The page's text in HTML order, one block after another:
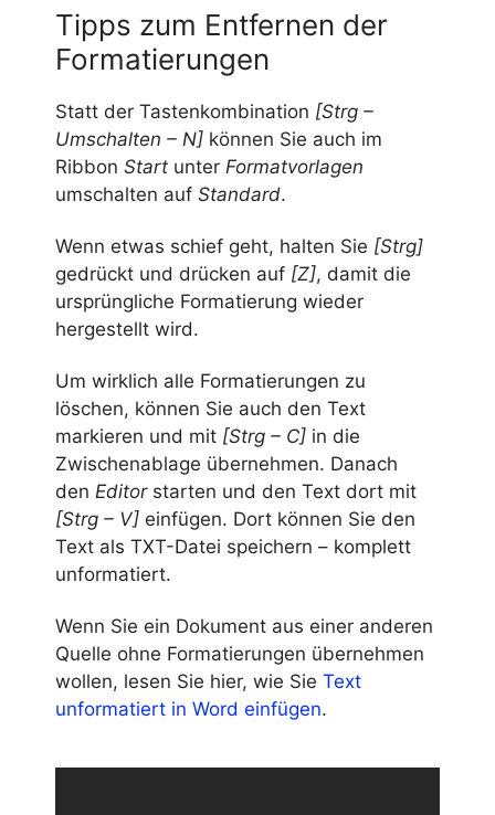
Tipps zum Entfernen der
Formatierungen
Statt der Tastenkombination [Strg –
Umschalten – N] können Sie auch im
Ribbon Start unter Formatvorlagen
umschalten auf Standard.
Wenn etwas schief geht, halten Sie [Strg]
gedrückt und drücken auf [Z], damit die
ursprüngliche Formatierung wieder
hergestellt wird.
Um wirklich alle Formatierungen zu
löschen, können Sie auch den Text
markieren und mit [Strg – C] in die
Zwischenablage übernehmen. Danach
den Editorstarten und den Text dort mit
[Strg – V] einfügen. Dort können Sie den
Text als TXT-Datei speichern – komplett
unformatiert.
Wenn Sie ein Dokument aus einer anderen
Quelle ohne Formatierungen übernehmen
wollen, lesen Sie hier, wie Sie Text
unformatiert in Word einfügen.